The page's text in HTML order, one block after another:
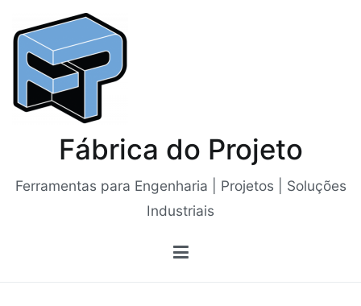
para
conteúdo
Fábrica do Projeto
Ferramentas para Engenharia | Projetos | Soluções
Industriais